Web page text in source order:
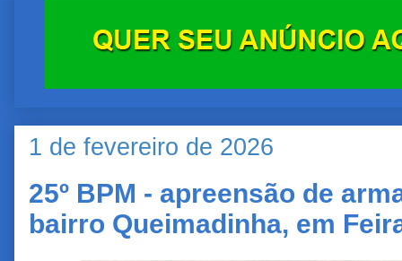
1 de fevereiro de 2026
25º BPM - apreensão de
bairro Queimadinha, em